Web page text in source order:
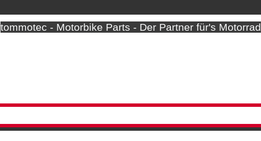
tommotec - Motorbike Parts - Der Partner für's Motorrad